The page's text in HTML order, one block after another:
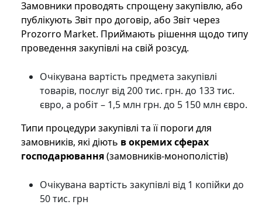
Замовники проводять спрощену закупівлю, або
публікують Звіт про договір, або Звіт через
Prozorro Market. Приймають рішення щодо типу
проведення закупівлі на свій розсуд.
Очікувана вартість предмета закупівлі
товарів, послуг від 200 тис. грн. до 133 тис.
євро, а робіт – 1,5 млн грн. до 5 150 млн євро.
Типи процедури закупівлі та її пороги для
замовників, які діють в окремих сферах
господарювання(замовників-монополістів)
Очікувана вартість закупівлі від 1 копійки до
50 тис. грн